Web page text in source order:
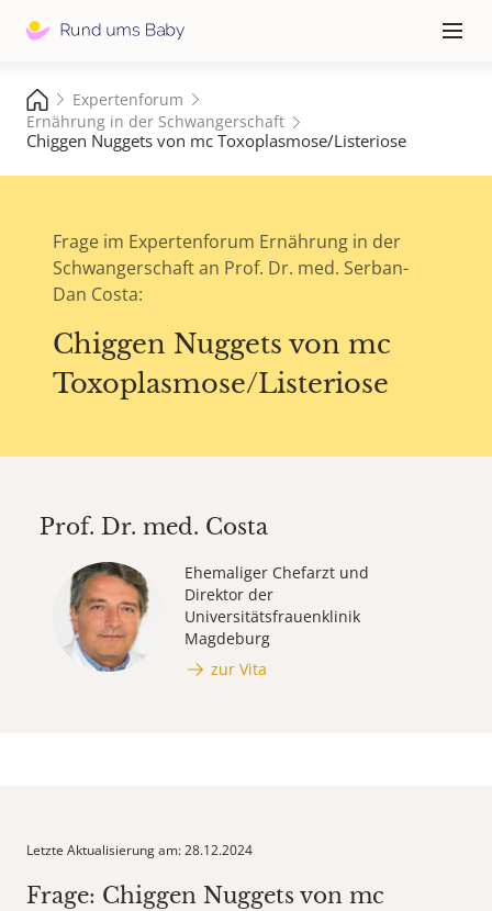
≡
Expertenforum
Ernährung in der Schwangerschaft
Chiggen Nuggets von mc Toxoplasmose/Listeriose
Frage im Expertenforum Ernährung in der
Schwangerschaft an Prof. Dr. med. Serban-
Dan Costa:
Chiggen Nuggets von mc
Toxoplasmose/Listeriose
Prof. Dr. med. Costa
Ehemaliger Chefarzt und
Direktor der
Universitätsfrauenklinik
Magdeburg
zur Vita
Letzte Aktualisierung am: 28.12.2024
Frage: Chiggen Nuggets von mc